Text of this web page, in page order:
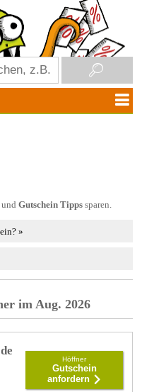
Gutschein Tippssparen.
ein? »
im Aug. 2026
Höffner
Gutschein
anfordern